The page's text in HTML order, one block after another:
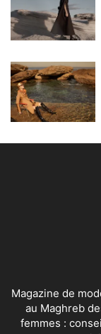
Magazine de
au Maghreb
femmes :